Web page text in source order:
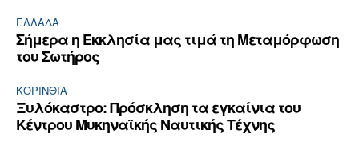
ΕΛΛΆΔΑ
Σήμερα η Εκκλησία μας τιμά τη Μεταμόρφωση
του Σωτήρος
ΚΟΡΙΝΘΊΑ
Ξυλόκαστρο: Πρόσκληση τα εγκαίνια του
Κέντρου Μυκηναϊκής Ναυτικής Τέχνης